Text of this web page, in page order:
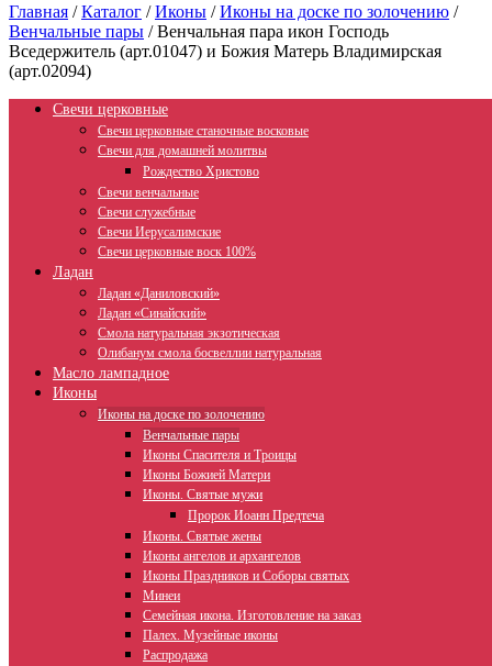
Главная /Каталог /Иконы /Иконы на доске по золочению /
Венчальные пары /Венчальная пара икон Господь
Вседержитель (арт.01047) и Божия Матерь Владимирская
(арт.02094)
Свечи церковные
Свечи церковные станочные восковые
Свечи для домашней молитвы
Рождество Христово
Свечи венчальные
Свечи служебные
Свечи Иерусалимские
Свечи церковные воск 100%
Ладан
Ладан «Даниловский»
Ладан «Синайский»
Смола натуральная экзотическая
Олибанум смола босвеллии натуральная
Масло лампадное
Иконы
Иконы на доске по золочению
Венчальные пары
Иконы Спасителя и Троицы
Иконы Божией Матери
Иконы. Святые мужи
Пророк Иоанн Предтеча
Иконы. Святые жены
Иконы ангелов и архангелов
Иконы Праздников и Соборы святых
Минеи
Семейная икона. Изготовление на заказ
Палех. Музейные иконы
Распродажа